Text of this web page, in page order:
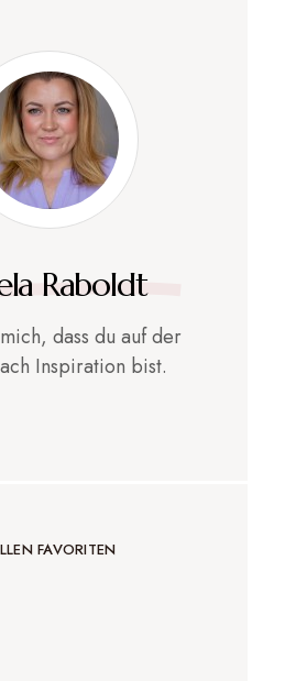
Raboldt
dass du auf der
Inspiration bist.
FAVORITEN